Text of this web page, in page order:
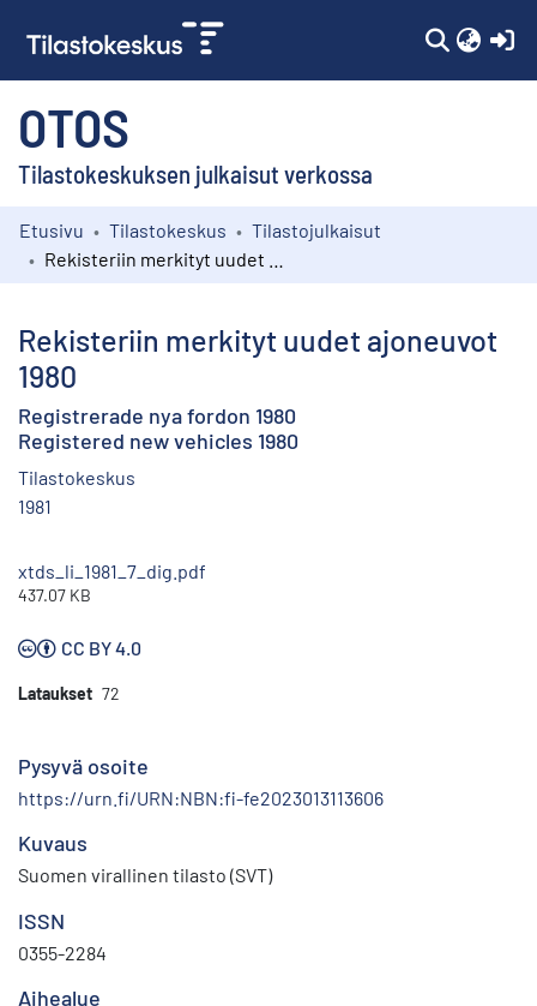
OTOS
Tilastokeskuksen julkaisut verkossa
Kokoelmat
Etusivu Tilastokeskus
Tilastojulkaisut
Rekisteriin merkityt uudet ajoneuvot
1980
Registrerade nya fordon 1980
Registered new vehicles 1980
Tilastokeskus
1981
xtds_li_1981_7_dig.pdf
437.07 KB
CC BY 4.0
Lataukset 72
Pysyvä osoite
https://urn.fi/URN:NBN:fi-fe2023013113606
Kuvaus
Suomen virallinen tilasto (SVT)
ISSN
0355-2284
Aihealue